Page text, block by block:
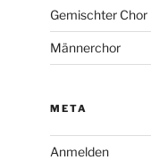
Gemischter Chor
Männerchor
META
Anmelden